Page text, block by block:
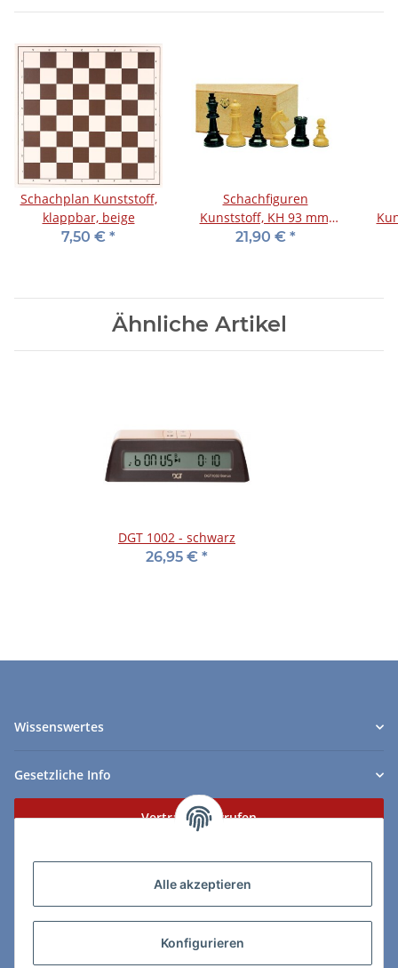
Alle akzeptieren
Konfigurieren
Schachplan Kunststoff,
klappbar, beige
7,50 € *
Schachfiguren
Kunststoff, KH 93 mm,
im Holzkasten
21,90 € *
Ähnliche Artikel
DGT 1002 - schwarz
26,95 € *
Wissenswertes
Gesetzliche Info
Vertrag widerrufen